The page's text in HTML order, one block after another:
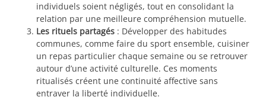
individuels soient négligés, tout en consolidant la
relation par une meilleure compréhension mutuelle.
Les rituels partagés : Développer des habitudes
communes, comme faire du sport ensemble, cuisiner
un repas particulier chaque semaine ou se retrouver
autour d’une activité culturelle. Ces moments
ritualisés créent une continuité affective sans
entraver la liberté individuelle.